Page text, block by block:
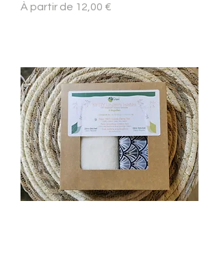
À partir de 12,00 €
Prix promotionnel